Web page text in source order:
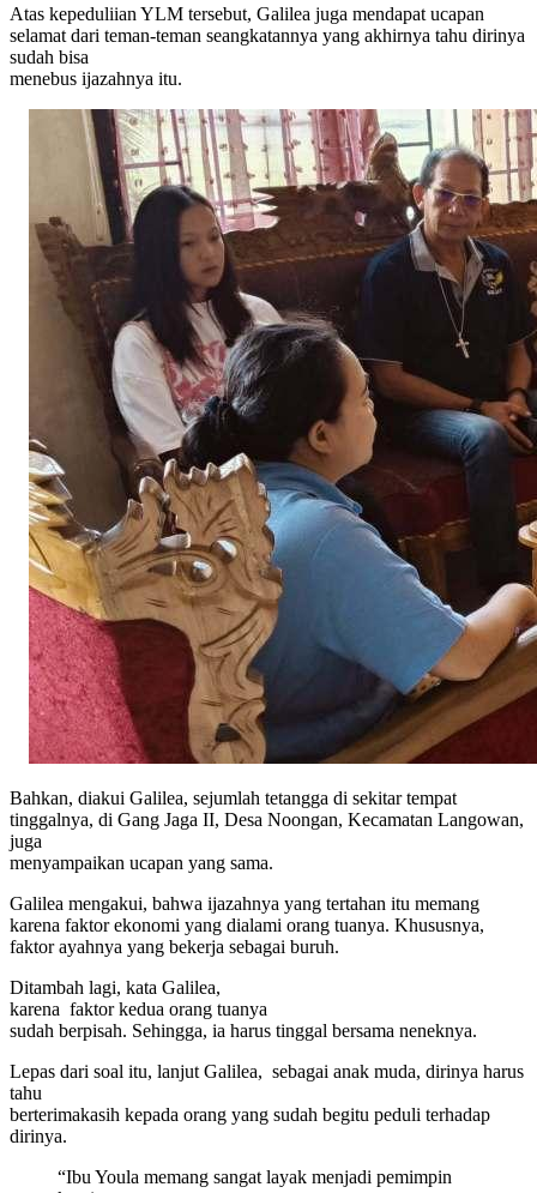
Atas kepeduliian YLM tersebut, Galilea juga mendapat ucapan
selamat dari teman-teman seangkatannya yang akhirnya tahu dirinya
sudah bisa
menebus ijazahnya itu.
Bahkan, diakui Galilea, sejumlah tetangga di sekitar tempat
tinggalnya, di Gang Jaga II, Desa Noongan, Kecamatan Langowan,
juga
menyampaikan ucapan yang sama.
Galilea mengakui, bahwa ijazahnya yang tertahan itu memang
karena faktor ekonomi yang dialami orang tuanya. Khususnya,
faktor ayahnya yang bekerja sebagai buruh.
Ditambah lagi, kata Galilea,
karena faktor kedua orang tuanya
sudah berpisah. Sehingga, ia harus tinggal bersama neneknya.
Lepas dari soal itu, lanjut Galilea, sebagai anak muda, dirinya harus
tahu
berterimakasih kepada orang yang sudah begitu peduli terhadap
dirinya.
“Ibu Youla memang sangat layak menjadi pemimpin